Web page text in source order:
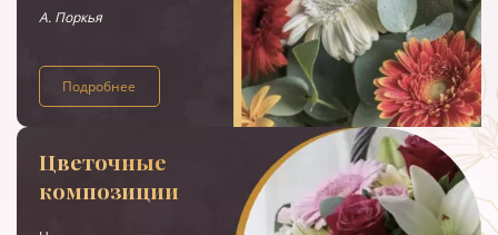
А. Поркья
Подробнее
Цветочные
композиции